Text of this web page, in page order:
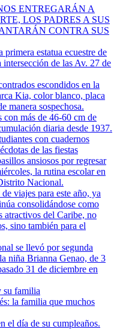
ENTREGARÁN A
LOS PADRES A SUS
CONTRA SUS
estatua ecuestre de
de las Av. 27 de
escondidos en la
Kia, color blanco, placa
manera sospechosa.
con más de 46-60 cm de
diaria desde 1937.
con cuadernos
de las fiestas
ansiosos por regresar
la rutina escolar en
Nacional.
viajes para este año, ya
consolidándose como
atractivos del Caribe, no
sino también para el
se llevó por segunda
niña Brianna Genao, de 3
31 de diciembre en
su familia
la familia que muchos
el día de su cumpleaños.